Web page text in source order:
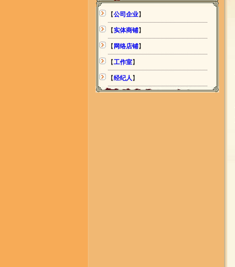
【公司企业】
【实体商铺】
【 网络店铺】
【工作室】
【经纪人 】